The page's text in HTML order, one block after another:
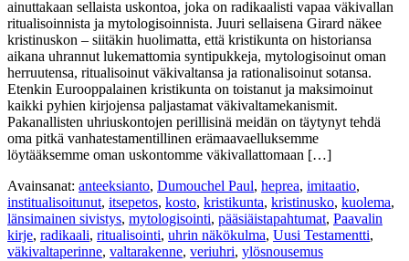
ainuttakaan sellaista uskontoa, joka on radikaalisti vapaa väkivallan
ritualisoinnista ja mytologisoinnista. Juuri sellaisena Girard näkee
kristinuskon – siitäkin huolimatta, että kristikunta on historiansa
aikana uhrannut lukemattomia syntipukkeja, mytologisoinut oman
herruutensa, ritualisoinut väkivaltansa ja rationalisoinut sotansa.
Etenkin Eurooppalainen kristikunta on toistanut ja maksimoinut
kaikki pyhien kirjojensa paljastamat väkivaltamekanismit.
Pakanallisten uhriuskontojen perillisinä meidän on täytynyt tehdä
oma pitkä vanhatestamentillinen erämaavaelluksemme
löytääksemme oman uskontomme väkivallattomaan […]
Avainsanat: anteeksianto, Dumouchel Paul, heprea, imitaatio,
institualisoitunut, itsepetos, kosto, kristikunta, kristinusko, kuolema,
länsimainen sivistys, mytologisointi, pääsiäistapahtumat, Paavalin
kirje, radikaali, ritualisointi, uhrin näkökulma, Uusi Testamentti,
väkivaltaperinne, valtarakenne, veriuhri, ylösnousemus